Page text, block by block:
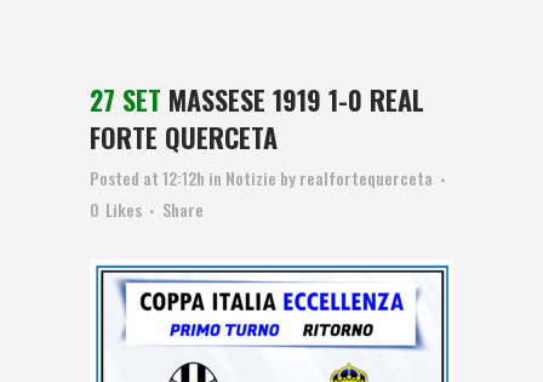
27 SET MASSESE 1919 1-0 REAL
FORTE QUERCETA
Posted at 12:12h in Notizie byrealfortequerceta
0 Likes Share